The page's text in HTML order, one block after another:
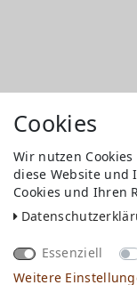
Cookies
Wir nutzen
diese Website und
Cookies und Ihren
Essenziell
Weitere